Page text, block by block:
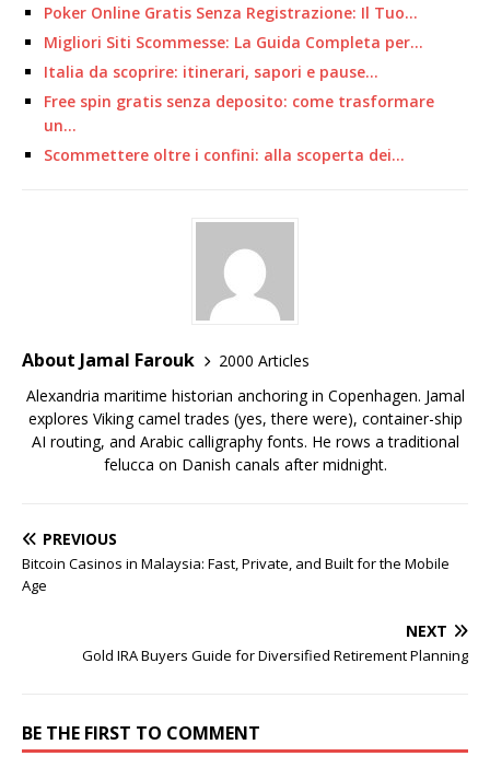
Poker Online Gratis Senza Registrazione: Il Tuo…
Migliori Siti Scommesse: La Guida Completa per…
Italia da scoprire: itinerari, sapori e pause…
Free spin gratis senza deposito: come trasformare
un…
Scommettere oltre i confini: alla scoperta dei…
About Jamal Farouk
2000 Articles
Alexandria maritime historian anchoring in Copenhagen. Jamal
explores Viking camel trades (yes, there were), container-ship
AI routing, and Arabic calligraphy fonts. He rows a traditional
felucca on Danish canals after midnight.
PREVIOUS
Bitcoin Casinos in Malaysia: Fast, Private, and Built for the Mobile
Age
NEXT
Gold IRA Buyers Guide for Diversified Retirement Planning
BE THE FIRST TO COMMENT